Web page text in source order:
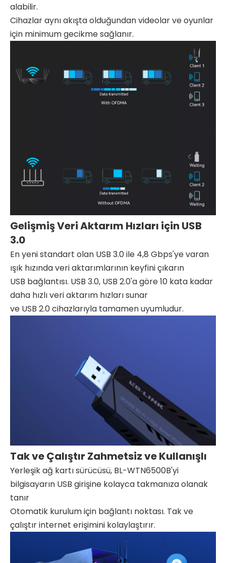
alabilir.
Cihazlar aynı akışta olduğundan videolar ve oyunlar
için minimum gecikme sağlanır.
Gelişmiş Veri Aktarım Hızları için USB
3.0
En yeni standart olan USB 3.0 ile 4,8 Gbps'ye varan
ışık hızında veri aktarımlarının keyfini çıkarın
USB bağlantısı. USB 3.0, USB 2.0'a göre 10 kata kadar
daha hızlı veri aktarım hızları sunar
ve USB 2.0 cihazlarıyla tamamen uyumludur.
Tak ve Çalıştır Zahmetsiz ve Kullanışlı
Yerleşik ağ kartı sürücüsü, BL-WTN6500B'yi
bilgisayarın USB girişine kolayca takmanıza olanak
tanır
Otomatik kurulum için bağlantı noktası. Tak ve
çalıştır internet erişimini kolaylaştırır.